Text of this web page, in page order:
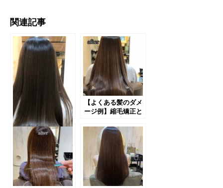
関連記事
継続する事の美しさ
【よくある髪のダメ
ージ例】縮毛矯正と